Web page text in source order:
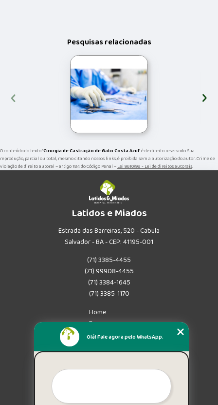
Pesquisas relacionadas
‹ ›
O conteúdo do texto "Cirurgia de Castração de Gato Costa Azul" é de direito reservado. Sua
reprodução, parcial ou total, mesmo citando nossos links, é proibida sem a autorização do autor. Crime de
violação de direito autoral – artigo 184 do Código Penal –Lei 9610/98 - Lei de direitos autorais.
Latidos e Miados
Estrada das Barreiras, 520 - Cabula
Salvador - BA - CEP: 41195-001
(71) 3385-4455
(71) 99908-4455
(71) 3384-1645
(71) 3385-1170
Home
Empresa
Missão
Mapa do site
Olá! Fale agora pelo WhatsApp.